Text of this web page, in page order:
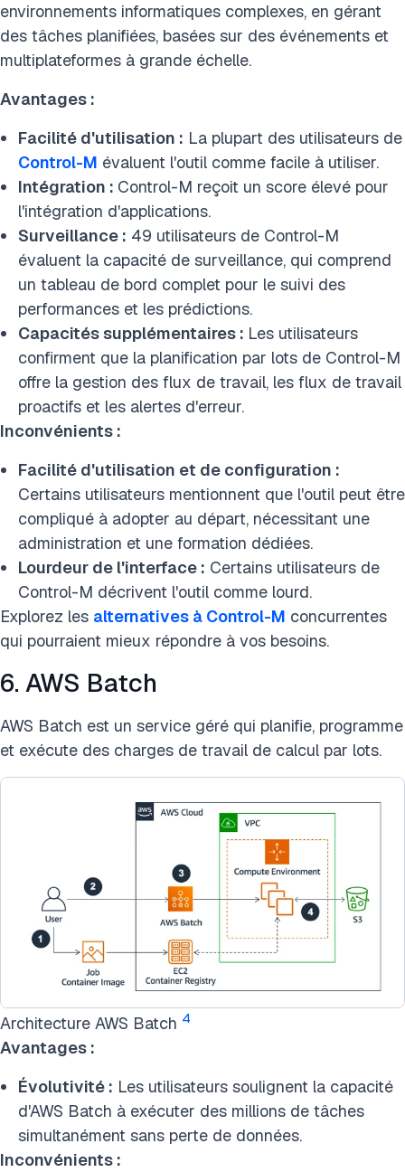
environnements informatiques complexes, en gérant
des tâches planifiées, basées sur des événements et
multiplateformes à grande échelle.
Avantages :
Facilité d'utilisation : La plupart des utilisateurs de
Control-M évaluent l'outil comme facile à utiliser.
Intégration : Control-M reçoit un score élevé pour
l'intégration d'applications.
Surveillance : 49 utilisateurs de Control-M
évaluent la capacité de surveillance, qui comprend
un tableau de bord complet pour le suivi des
performances et les prédictions.
Capacités supplémentaires : Les utilisateurs
confirment que la planification par lots de Control-M
offre la gestion des flux de travail, les flux de travail
proactifs et les alertes d'erreur.
Inconvénients :
Facilité d'utilisation et de configuration :
Certains utilisateurs mentionnent que l'outil peut être
compliqué à adopter au départ, nécessitant une
administration et une formation dédiées.
Lourdeur de l'interface : Certains utilisateurs de
Control-M décrivent l'outil comme lourd.
Explorez les alternatives à Control-M concurrentes
qui pourraient mieux répondre à vos besoins.
6. AWS Batch
AWS Batch est un service géré qui planifie, programme
et exécute des charges de travail de calcul par lots.
Architecture AWS Batch 4
Avantages :
Évolutivité : Les utilisateurs soulignent la capacité
d'AWS Batch à exécuter des millions de tâches
simultanément sans perte de données.
Inconvénients :